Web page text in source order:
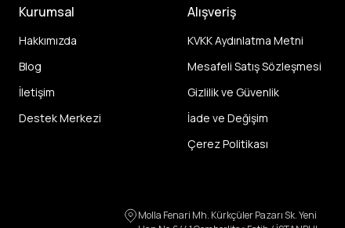
Kurumsal
Hakkımızda
Blog
İletişim
Destek Merkezi
Alışveriş
KVKK Aydınlatma Metni
Mesafeli Satış Sözleşmesi
Gizlilik ve Güvenlik
İade ve Değişim
Çerez Politikası
Molla Fenari Mh. Kürkçüler Pazarı Sk. Yeni